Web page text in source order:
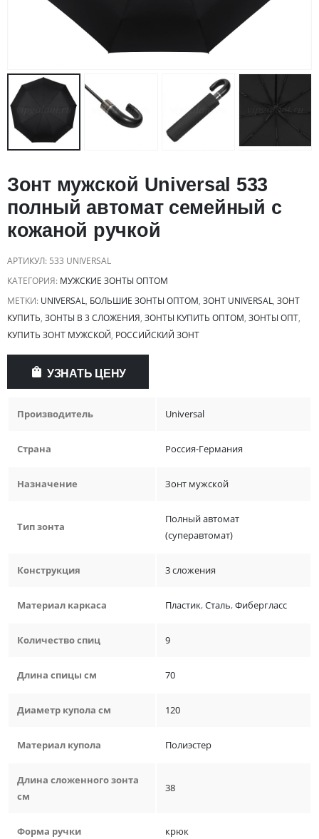
Зонт мужской Universal 533
полный автомат семейный с
кожаной ручкой
АРТИКУЛ: 533 UNIVERSAL
КАТЕГОРИЯ: МУЖСКИЕ ЗОНТЫ ОПТОМ
МЕТКИ: UNIVERSAL, БОЛЬШИЕ ЗОНТЫ ОПТОМ, ЗОНТ UNIVERSAL, ЗОНТ
КУПИТЬ, ЗОНТЫ В 3 СЛОЖЕНИЯ, ЗОНТЫ КУПИТЬ ОПТОМ, ЗОНТЫ ОПТ,
КУПИТЬ ЗОНТ МУЖСКОЙ, РОССИЙСКИЙ ЗОНТ
УЗНАТЬ ЦЕНУ
Производитель Universal
Страна Россия-Германия
Назначение Зонт мужской
Тип зонта
Полный автомат
(суперавтомат)
Конструкция 3 сложения
Материал каркаса Пластик,Сталь,Фибергласс
Количество спиц 9
Длина спицы см 70
Диаметр купола см 120
Материал купола Полиэстер
Длина сложенного зонта
см
38
Форма ручки крюк